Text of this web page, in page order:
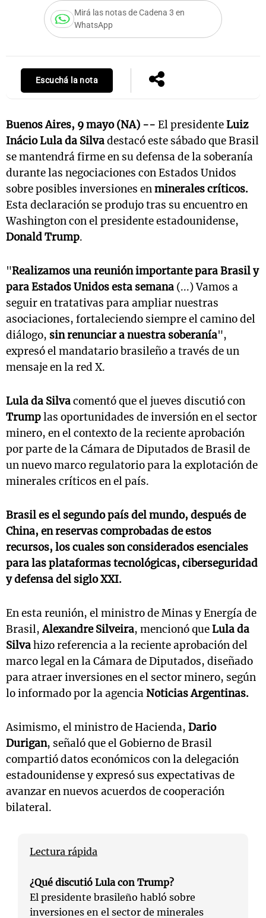
Mirá las notas de Cadena 3 en
WhatsApp
Escuchá la nota
Buenos Aires, 9 mayo (NA) -- El presidenteLuiz
Inácio Lula da Silvadestacó este sábado que Brasil
se mantendrá firme en su defensa de la soberanía
durante las negociaciones con Estados Unidos
sobre posibles inversiones enminerales críticos.
Esta declaración se produjo tras su encuentro en
Washington con el presidente estadounidense,
Donald Trump.
"Realizamos una reunión importante para Brasil y
para Estados Unidos esta semana (...) Vamos a
seguir en tratativas para ampliar nuestras
asociaciones, fortaleciendo siempre el camino del
diálogo, sin renunciar a nuestra soberanía",
expresó el mandatario brasileño a través de un
mensaje en la red X.
Lula da Silvacomentó que el jueves discutió con
Trumplas oportunidades de inversión en el sector
minero, en el contexto de la reciente aprobación
por parte de la Cámara de Diputados de Brasil de
un nuevo marco regulatorio para la explotación de
minerales críticos en el país.
Brasil es el segundo país del mundo, después de
China, en reservas comprobadas de estos
recursos, los cuales son considerados esenciales
para las plataformas tecnológicas, ciberseguridad
y defensa del siglo XXI.
En esta reunión, el ministro de Minas y Energía de
Brasil,Alexandre Silveira, mencionó queLula da
Silvahizo referencia a la reciente aprobación del
marco legal en la Cámara de Diputados, diseñado
para atraer inversiones en el sector minero, según
lo informado por la agenciaNoticias Argentinas.
Asimismo, el ministro de Hacienda, Dario
Durigan, señaló que el Gobierno de Brasil
compartió datos económicos con la delegación
estadounidense y expresó sus expectativas de
avanzar en nuevos acuerdos de cooperación
bilateral.
Lectura rápida
¿Qué discutió Lula con Trump?
El presidente brasileño habló sobre
inversiones en el sector de minerales